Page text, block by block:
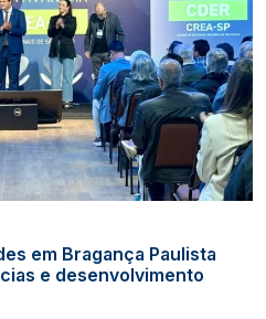
em Bragança Paulista
e desenvolvimento